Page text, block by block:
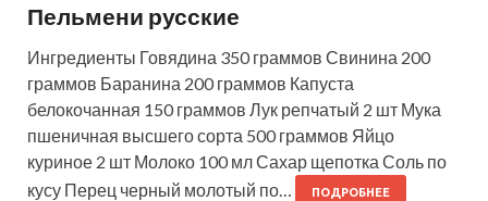
Пельмени русские
Ингредиенты Говядина 350 граммов Свинина 200
граммов Баранина 200 граммов Капуста
белокочанная 150 граммов Лук репчатый 2 шт Мука
пшеничная высшего сорта 500 граммов Яйцо
куриное 2 шт Молоко 100 мл Сахар щепотка Соль по
кусу Перец черный молотый по…
ПОДРОБНЕЕ